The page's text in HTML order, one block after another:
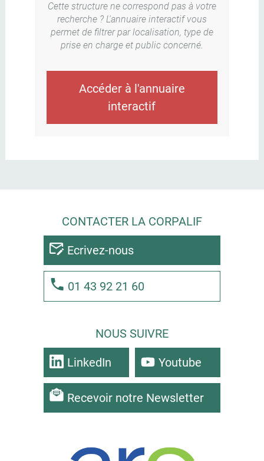
Cette structure ne correspond pas à votre
recherche ? L'annuaire interactif vous
permet de filtrer par localisation, type de
prise en charge et public concerné.
Accéder à l'annuaire
interactif
CONTACTER LA CORPALIF
Ecrivez-nous
01 43 92 21 60
NOUS SUIVRE
LinkedIn Youtube
Recevoir notre Newsletter